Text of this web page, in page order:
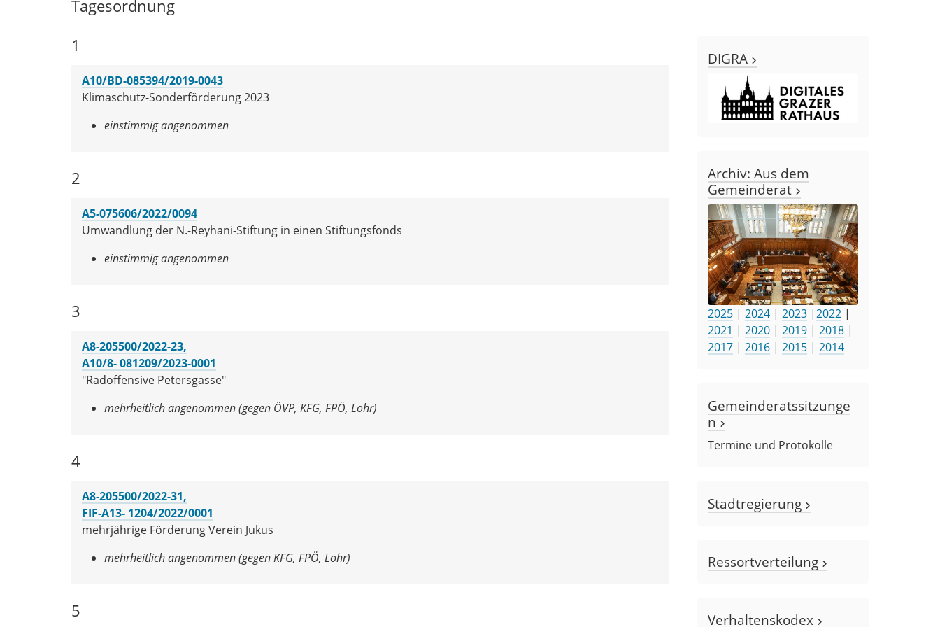
Tagesordnung
1
A10/BD-085394/2019-0043
Klimaschutz-Sonderförderung 2023
einstimmig angenommen
2
A5-075606/2022/0094
Umwandlung der N.-Reyhani-Stiftung in einen Stiftungsfonds
einstimmig angenommen
3
A8-205500/2022-23,
A10/8- 081209/2023-0001
"Radoffensive Petersgasse"
mehrheitlich angenommen (gegen ÖVP, KFG, FPÖ, Lohr)
4
A8-205500/2022-31,
FIF-A13- 1204/2022/0001
mehrjährige Förderung Verein Jukus
mehrheitlich angenommen (gegen KFG, FPÖ, Lohr)
5
DIGRA
Archiv: Aus dem
Gemeinderat
2025 | 2024 | 2023 |2022 |
2021 | 2020 | 2019 | 2018 |
2017 | 2016 | 2015 | 2014
Gemeinderatssitzunge
n
Termine und Protokolle
Stadtregierung
Ressortverteilung
Verhaltenskodex